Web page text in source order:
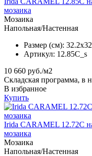
мозаика
Мозаика
Напольная/Настенная
Размер (см):
Артикул: 12.85C_s
10 660 руб./м2
Складская программа, в
В избранное
Купить
Irida CARAMEL 12.72C
мозаика
Мозаика
Напольная/Настенная